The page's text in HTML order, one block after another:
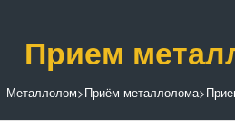
Прием
Металлолом>Приём металлолома>